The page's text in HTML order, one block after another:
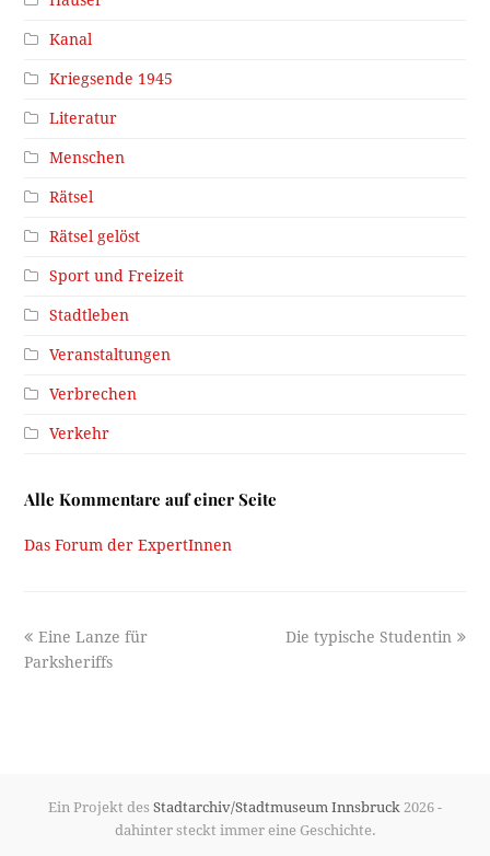
Kanal
Kriegsende 1945
Literatur
Menschen
Rätsel
Rätsel gelöst
Sport und Freizeit
Stadtleben
Veranstaltungen
Verbrechen
Verkehr
Alle Kommentare auf einer Seite
Das Forum der ExpertInnen
previous
post:
Eine Lanze für
Parksheriffs
next
Die typische Studentin
Ein Projekt des Stadtarchiv/Stadtmuseum Innsbruck 2026 -
dahinter steckt immer eine Geschichte.